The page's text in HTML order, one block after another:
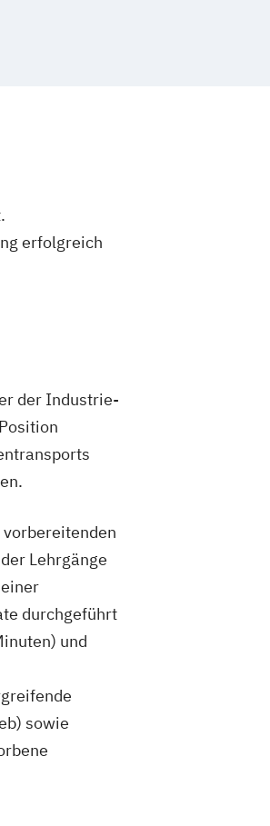
erfolgreich
der Industrie-
Lehrgänge
durchgeführt
und
sowie